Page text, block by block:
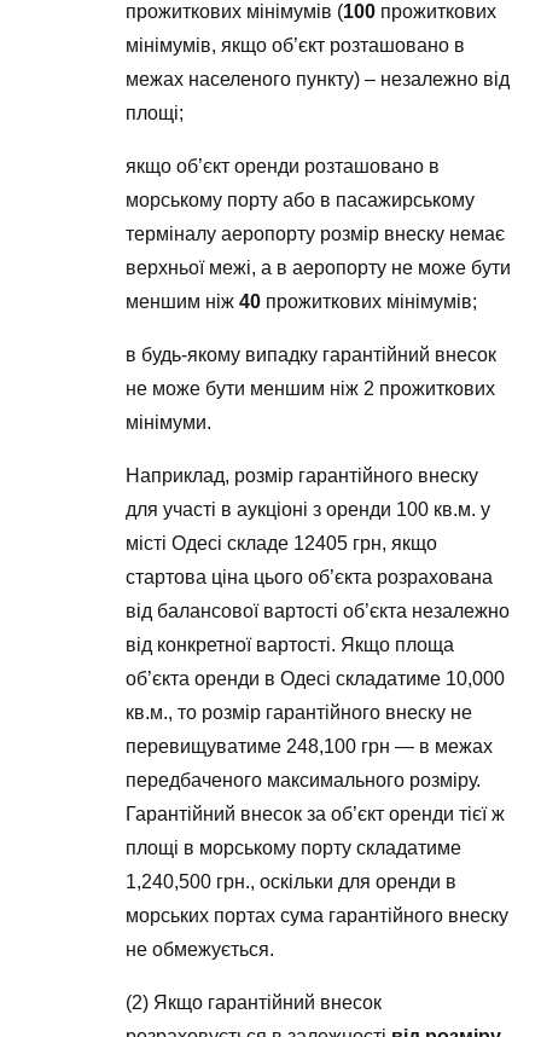
прожиткових мінімумів (100 прожиткових
мінімумів, якщо об’єкт розташовано в
межах населеного пункту) – незалежно від
площі;
якщо об’єкт оренди розташовано в
морському порту або в пасажирському
терміналу аеропорту розмір внеску немає
верхньої межі, а в аеропорту не може бути
меншим ніж 40 прожиткових мінімумів;
в будь-якому випадку гарантійний внесок
не може бути меншим ніж 2 прожиткових
мінімуми.
Наприклад, розмір гарантійного внеску
для участі в аукціоні з оренди 100 кв.м. у
місті Одесі складе 12405 грн, якщо
стартова ціна цього об’єкта розрахована
від балансової вартості об’єкта незалежно
від конкретної вартості. Якщо площа
об’єкта оренди в Одесі складатиме 10,000
кв.м., то розмір гарантійного внеску не
перевищуватиме 248,100 грн — в межах
передбаченого максимального розміру.
Гарантійний внесок за об’єкт оренди тієї ж
площі в морському порту складатиме
1,240,500 грн., оскільки для оренди в
морських портах сума гарантійного внеску
не обмежується.
(2) Якщо гарантійний внесок